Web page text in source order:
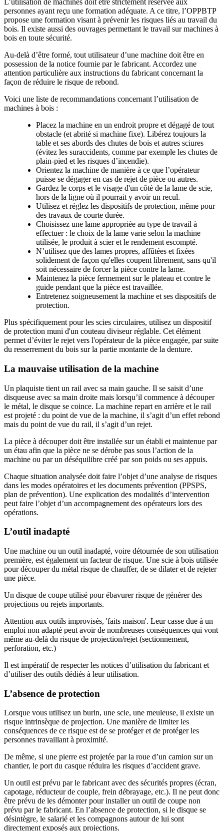
L’utilisation de machines doit être strictement réservée aux
personnes ayant reçu une formation adéquate. A ce titre, l’OPPBTP
propose une formation visant à prévenir les risques liés au travail du
bois. Il existe aussi des ouvrages permettant le travail sur machines à
bois en toute sécurité.
Au-delà d’être formé, tout utilisateur d’une machine doit être en
possession de la notice fournie par le fabricant. Accordez une
attention particulière aux instructions du fabricant concernant la
façon de réduire le risque de rebond.
Voici une liste de recommandations concernant l’utilisation de
machines à bois :
Placez la machine en un endroit propre et dégagé de tout
obstacle (et abrité si machine fixe). Libérez toujours la
table et ses abords des chutes de bois et autres sciures
(évitez les suraccidents, comme par exemple les chutes de
plain-pied et les risques d’incendie).
Orientez la machine de manière à ce que l’opérateur
puisse se dégager en cas de rejet de pièce ou autres.
Gardez le corps et le visage d'un côté de la lame de scie,
hors de la ligne où il pourrait y avoir un recul.
Utilisez et réglez les dispositifs de protection, même pour
des travaux de courte durée.
Choisissez une lame appropriée au type de travail à
effectuer : le choix de la lame varie selon la machine
utilisée, le produit à scier et le rendement escompté.
N’utilisez que des lames propres, affûtées et fixées
solidement de façon qu'elles coupent librement, sans qu'il
soit nécessaire de forcer la pièce contre la lame.
Maintenez la pièce fermement sur le plateau et contre le
guide pendant que la pièce est travaillée.
Entretenez soigneusement la machine et ses dispositifs de
protection.
Plus spécifiquement pour les scies circulaires, utilisez un dispositif
de protection muni d'un couteau diviseur réglable. Cet élément
permet d’éviter le rejet vers l'opérateur de la pièce engagée, par suite
du resserrement du bois sur la partie montante de la denture.
La mauvaise utilisation de la machine
Un plaquiste tient un rail avec sa main gauche. Il se saisit d’une
disqueuse avec sa main droite mais lorsqu’il commence à découper
le métal, le disque se coince. La machine repart en arrière et le rail
est projeté : du point de vue de la machine, il s’agit d’un effet rebond
mais du point de vue du rail, il s’agit d’un rejet.
La pièce à découper doit être installée sur un établi et maintenue par
un étau afin que la pièce ne se dérobe pas sous l’action de la
machine ou par un déséquilibre créé par son poids ou ses appuis.
Chaque situation analysée doit faire l’objet d’une analyse de risques
dans les modes opératoires et les documents prévention (PPSPS,
plan de prévention). Une explication des modalités d’intervention
peut faire l’objet d’un accompagnement des opérateurs lors des
opérations.
L’outil inadapté
Une machine ou un outil inadapté, voire détournée de son utilisation
première, est également un facteur de risque. Une scie à bois utilisée
pour découper du métal risque de chauffer, de se dilater et de rejeter
une pièce.
Un disque de coupe utilisé pour ébavurer risque de générer des
projections ou rejets importants.
Attention aux outils improvisés, 'faits maison'. Leur casse due à un
emploi non adapté peut avoir de nombreuses conséquences qui vont
même au-delà du risque de projection/rejet (sectionnement,
perforation, etc.)
Il est impératif de respecter les notices d’utilisation du fabricant et
d’utiliser des outils dédiés à leur utilisation.
L’absence de protection
Lorsque vous utilisez un burin, une scie, une meuleuse, il existe un
risque intrinsèque de projection. Une manière de limiter les
conséquences de ce risque est de se protéger et de protéger les
personnes travaillant à proximité.
De même, si une pierre est projetée par la roue d’un camion sur un
chantier, le port du casque réduira les risques d’accident grave.
Un outil est prévu par le fabricant avec des sécurités propres (écran,
capotage, réducteur de couple, frein débrayage, etc.). Il ne peut donc
être prévu de les démonter pour installer un outil de coupe non
prévu par le fabricant. En l’absence de protection, si le disque se
désintègre, le salarié et les compagnons autour de lui sont
directement exposés aux projections.